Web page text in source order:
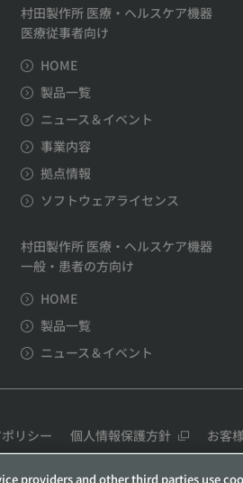
村田製作所 医療・ヘルスケア機器
医療従事者向け
HOME
製品一覧
ニュース＆イベント
事業内容
拠点情報
ソフトウェアライセンス
村田製作所 医療・ヘルスケア機器
一般・患者の方向け
HOME
製品一覧
ニュース＆イベント
リシー 個人情報保護方針 お客
providers and other third parties use